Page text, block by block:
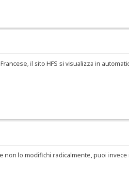
il sito HFS si visualizza in
lo modifichi radicalmente, puoi